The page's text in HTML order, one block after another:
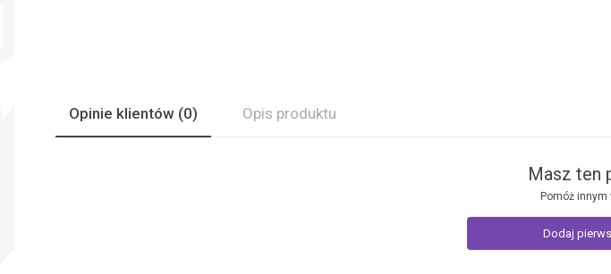
Opinie klientów (0) Opis produktu
Masz ten
Pomóż innym
Dodaj